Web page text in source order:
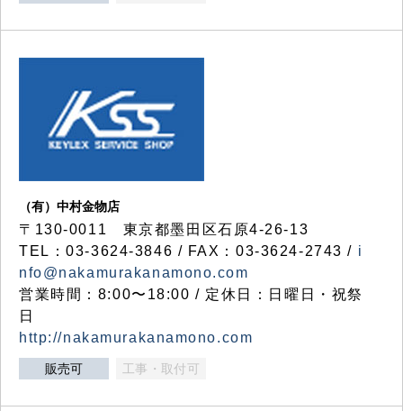
（有）中村金物店
〒130-0011 東京都墨田区石原4-26-13
TEL：03-3624-3846 / FAX：03-3624-2743 / i
nfo@nakamurakanamono.com
営業時間：8:00〜18:00 / 定休日：日曜日・祝祭
日
http://nakamurakanamono.com
販売可 工事・取付可